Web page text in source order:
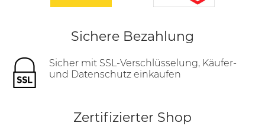
Sichere Bezahlung
Sicher mit SSL-Verschlüsselung, Käufer-
und Datenschutz einkaufen
Zertifizierter Shop